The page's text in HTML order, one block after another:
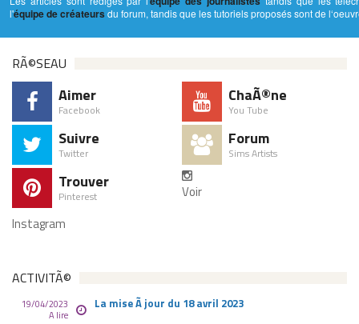
l'équipe de créateurs du forum, tandis que les tutoriels proposés sont de
RÃ©SEAU
Aimer
Facebook
ChaÃ®ne
You Tube
Suivre
Twitter
Forum
Sims Artists
Trouver
Pinterest
Voir
Instagram
ACTIVITÃ©
19/04/2023
A lire
La mise Ã jour du 18 avril 2023